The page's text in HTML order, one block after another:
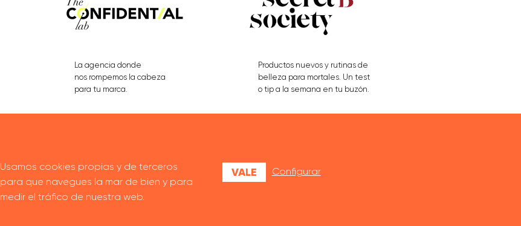
La agencia donde
nos rompemos la cabeza
para tu marca.
Productos nuevos y rutinas de
belleza para mortales. Un test
o tip a la semana en tu buzón.
Usamos cookies propias y de terceros
para que navegues la mar de bien y para
medir el tráfico de nuestra web.
VALE Configurar